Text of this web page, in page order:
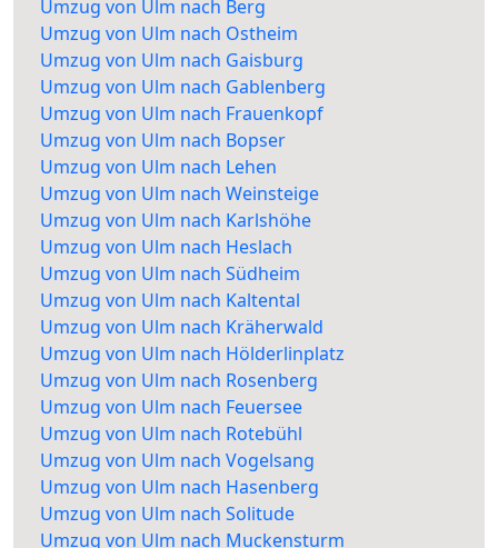
Umzug von Ulm nach Berg
Umzug von Ulm nach Ostheim
Umzug von Ulm nach Gaisburg
Umzug von Ulm nach Gablenberg
Umzug von Ulm nach Frauenkopf
Umzug von Ulm nach Bopser
Umzug von Ulm nach Lehen
Umzug von Ulm nach Weinsteige
Umzug von Ulm nach Karlshöhe
Umzug von Ulm nach Heslach
Umzug von Ulm nach Südheim
Umzug von Ulm nach Kaltental
Umzug von Ulm nach Kräherwald
Umzug von Ulm nach Hölderlinplatz
Umzug von Ulm nach Rosenberg
Umzug von Ulm nach Feuersee
Umzug von Ulm nach Rotebühl
Umzug von Ulm nach Vogelsang
Umzug von Ulm nach Hasenberg
Umzug von Ulm nach Solitude
Umzug von Ulm nach Muckensturm